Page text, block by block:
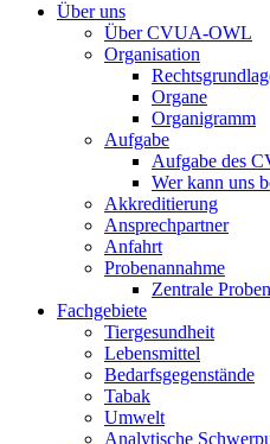
Über uns
Über CVUA-OWL
Organisation
Organe
Organigramm
Aufgabe
Aufgabe des
Wer kann uns
Akkreditierung
Ansprechpartner
Anfahrt
Probenannahme
Zentrale
Fachgebiete
Tiergesundheit
Lebensmittel
Bedarfsgegenstände
Tabak
Umwelt
Analytische